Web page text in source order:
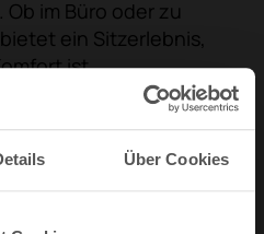
Über Cookies
im Büro oder zu
ein Sitzerlebnis,
ist.